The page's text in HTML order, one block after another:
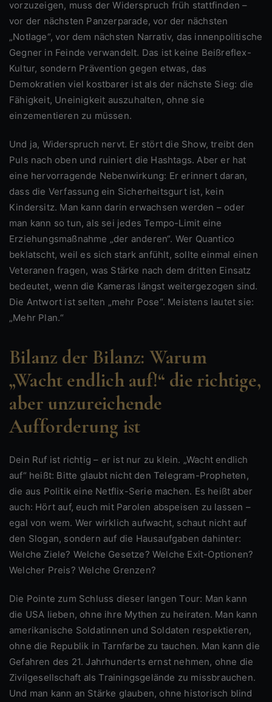
vorzuzeigen, muss der Widerspruch früh stattfinden –
vor der nächsten Panzerparade, vor der nächsten
„Notlage“, vor dem nächsten Narrativ, das innenpolitische
Gegner in Feinde verwandelt. Das ist keine Beißreflex-
Kultur, sondern Prävention gegen etwas, das
Demokratien viel kostbarer ist als der nächste Sieg: die
Fähigkeit, Uneinigkeit auszuhalten, ohne sie
einzementieren zu müssen.
Und ja, Widerspruch nervt. Er stört die Show, treibt den
Puls nach oben und ruiniert die Hashtags. Aber er hat
eine hervorragende Nebenwirkung: Er erinnert daran,
dass die Verfassung ein Sicherheitsgurt ist, kein
Kindersitz. Man kann darin erwachsen werden – oder
man kann so tun, als sei jedes Tempo-Limit eine
Erziehungsmaßnahme „der anderen“. Wer Quantico
beklatscht, weil es sich stark anfühlt, sollte einmal einen
Veteranen fragen, was Stärke nach dem dritten Einsatz
bedeutet, wenn die Kameras längst weitergezogen sind.
Die Antwort ist selten „mehr Pose“. Meistens lautet sie:
„Mehr Plan.“
Bilanz der Bilanz: Warum
„Wacht endlich auf!“ die richtige,
aber unzureichende
Aufforderung ist
Dein Ruf ist richtig – er ist nur zu klein. „Wacht endlich
auf“ heißt: Bitte glaubt nicht den Telegram-Propheten,
die aus Politik eine Netflix-Serie machen. Es heißt aber
auch: Hört auf, euch mit Parolen abspeisen zu lassen –
egal von wem. Wer wirklich aufwacht, schaut nicht auf
den Slogan, sondern auf die Hausaufgaben dahinter:
Welche Ziele? Welche Gesetze? Welche Exit-Optionen?
Welcher Preis? Welche Grenzen?
Die Pointe zum Schluss dieser langen Tour: Man kann
die USA lieben, ohne ihre Mythen zu heiraten. Man kann
amerikanische Soldatinnen und Soldaten respektieren,
ohne die Republik in Tarnfarbe zu tauchen. Man kann die
Gefahren des 21. Jahrhunderts ernst nehmen, ohne die
Zivilgesellschaft als Trainingsgelände zu missbrauchen.
Und man kann an Stärke glauben, ohne historisch blind